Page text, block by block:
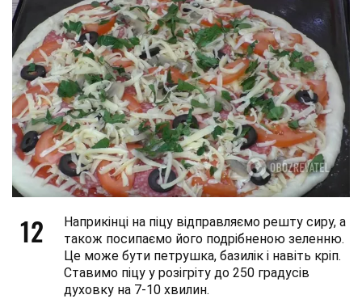
12
Наприкінці на піцу відправляємо решту сиру, а
також посипаємо його подрібненою зеленню.
Це може бути петрушка, базилік і навіть кріп.
Ставимо піцу у розігріту до 250 градусів
духовку на 7-10 хвилин.